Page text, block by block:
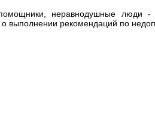
неравнодушные люди -
выполнении рекомендаций по